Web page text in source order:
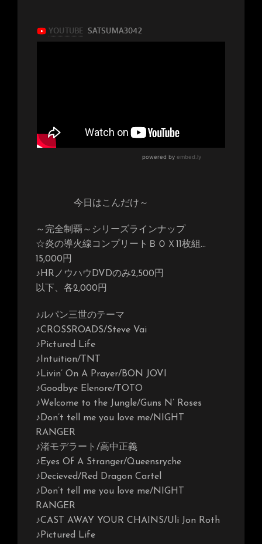
今日はこんだけ～
～完全制覇～シリーズラインナップ
☆炎の導火線コンプリートＢＯＸ11枚組…
15,000円
♪HRノウハウDVDのみ2,500円
以下、各2,000円
♪ルパン三世のテーマ
♪CROSSROADS/Steve Vai
♪Pictured Life
♪Intuition/TNT
♪Livin’ On A Prayer/BON JOVI
♪Goodbye Elenore/TOTO
♪Welcome to the Jungle/Guns N’ Roses
♪Don’t tell me you love me/NIGHT
RANGER
♪渚モデラート/高中正義
♪Eyes Of A Stranger/Queensryche
♪Decieved/Red Dragon Cartel
♪Don’t tell me you love me/NIGHT
RANGER
♪CAST AWAY YOUR CHAINS/Uli Jon Roth
♪Pictured Life